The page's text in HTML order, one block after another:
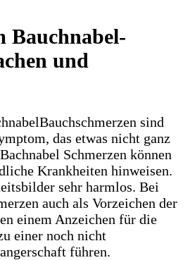
Bauchnabel-
und
Bauchschmerzen sind
das etwas nicht ganz
Schmerzen können
Krankheiten hinweisen.
sehr harmlos. Bei
auch als Vorzeichen der
einem Anzeichen für die
einer noch nicht
führen.